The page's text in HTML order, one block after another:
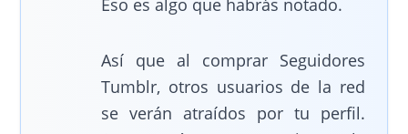
Eso es algo que habrás notado.
Así que al comprar Seguidores
Tumblr, otros usuarios de la red
se verán atraídos por tu perfil.